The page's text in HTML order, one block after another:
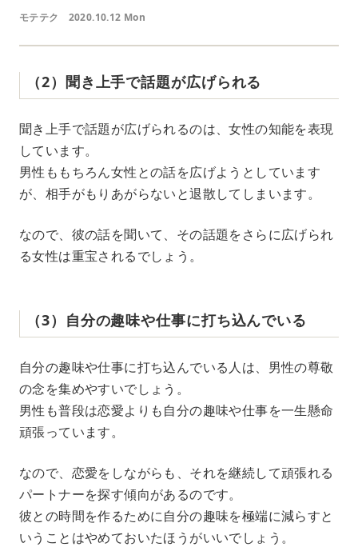
モテテク 2020.10.12 Mon
（2）聞き上手で話題が広げられる
聞き上手で話題が広げられるのは、女性の知能を表現
しています。
男性ももちろん女性との話を広げようとしています
が、相手がもりあがらないと退散してしまいます。
なので、彼の話を聞いて、その話題をさらに広げられ
る女性は重宝されるでしょう。
（3）自分の趣味や仕事に打ち込んでいる
自分の趣味や仕事に打ち込んでいる人は、男性の尊敬
の念を集めやすいでしょう。
男性も普段は恋愛よりも自分の趣味や仕事を一生懸命
頑張っています。
なので、恋愛をしながらも、それを継続して頑張れる
パートナーを探す傾向があるのです。
彼との時間を作るために自分の趣味を極端に減らすと
いうことはやめておいたほうがいいでしょう。